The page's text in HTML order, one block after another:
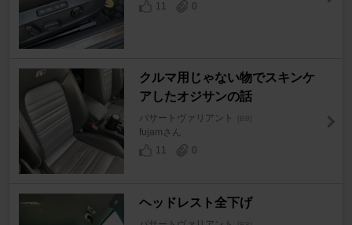
11
0
クルマ用じゃない物でスキンケ
アしたオジサンの話
パサートヴァリアント [B8]
fujamさん
11
0
ヘッドレスト全下げ